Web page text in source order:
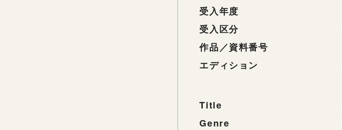
受入年度
受入区分
作品／資料番号
エディション
Title
Genre